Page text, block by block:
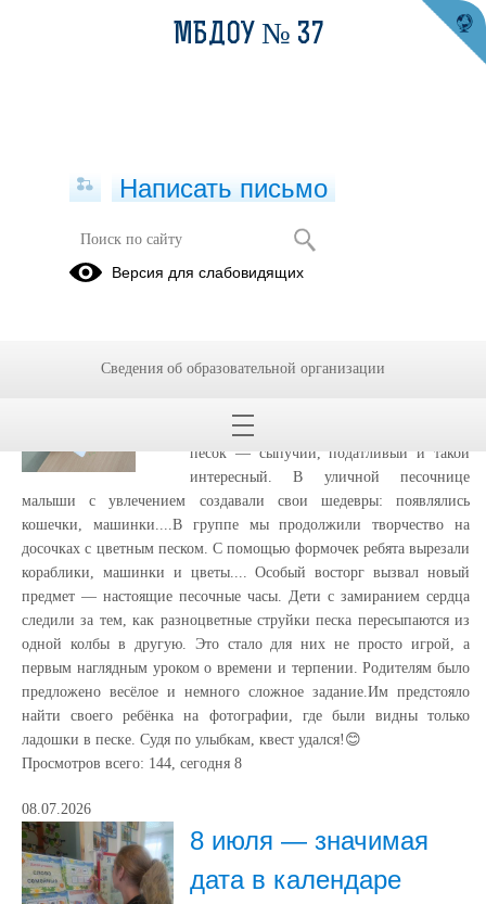
Публикации за Июль 2026
На этой неделе наша группа превратилась
небом. Главным героем стал, конечно же,
песок — сыпучий, податливый и такой
интересный. В уличной песочнице
малыши с увлечением создавали свои шедевры: появлялись
кошечки, машинки....В группе мы продолжили творчество на
досочках с цветным песком. С помощью формочек ребята вырезали
кораблики, машинки и цветы.... Особый восторг вызвал новый
предмет — настоящие песочные часы. Дети с замиранием сердца
следили за тем, как разноцветные струйки песка пересыпаются из
одной колбы в другую. Это стало для них не просто игрой, а
первым наглядным уроком о времени и терпении. Родителям было
предложено весёлое и немного сложное задание.Им предстояло
найти своего ребёнка на фотографии, где были видны только
ладошки в песке. Судя по улыбкам, квест удался!😊
Просмотров всего: 144, сегодня 8
08.07.2026
8 июля — значимая
дата в календаре
МБДОУ № 37
Написать письмо
Версия для слабовидящих
Сведения об образовательной организации